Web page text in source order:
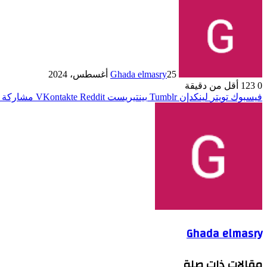
Ghada elmasry25 أغسطس، 2024
0
أقل من دقيقة
فيسبوك تويتر لينكدإن بينتيريست مشاركة
Ghada elmasry